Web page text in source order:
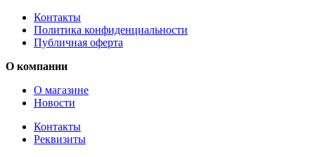
Контакты
Политика конфиденциальности
Публичная оферта
О компании
О магазине
Новости
Контакты
Реквизиты